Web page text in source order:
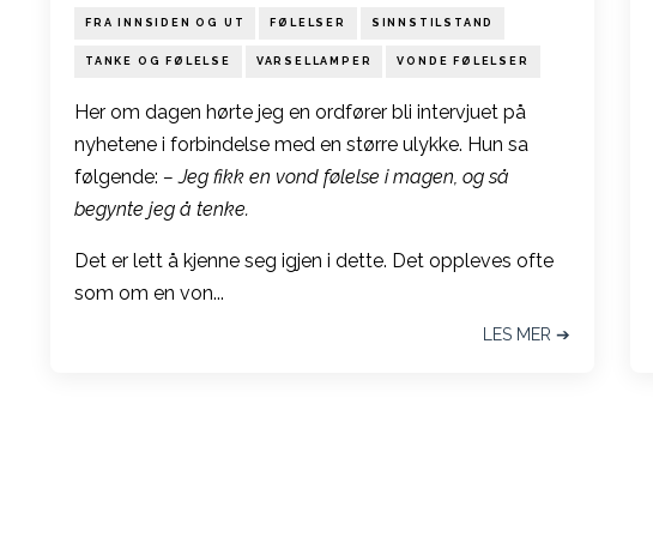
FRA INNSIDEN OG UT FØLELSER SINNSTILSTAND
TANKE OG FØLELSE VARSELLAMPER VONDE FØLELSER
Her om dagen hørte jeg en ordfører bli intervjuet på
nyhetene i forbindelse med en større ulykke. Hun sa
følgende: – Jeg fikk en vond følelse i magen, og så
begynte jeg å tenke.
Det er lett å kjenne seg igjen i dette. Det oppleves ofte
som om en von...
LES MER ➔